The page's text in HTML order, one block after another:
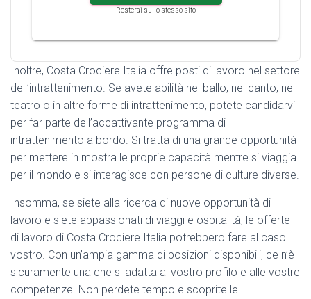
Resterai sullo stesso sito
Inoltre, Costa Crociere Italia offre posti di lavoro nel settore
dell’intrattenimento. Se avete abilità nel ballo, nel canto, nel
teatro o in altre forme di intrattenimento, potete candidarvi
per far parte dell’accattivante programma di
intrattenimento a bordo. Si tratta di una grande opportunità
per mettere in mostra le proprie capacità mentre si viaggia
per il mondo e si interagisce con persone di culture diverse.
Insomma, se siete alla ricerca di nuove opportunità di
lavoro e siete appassionati di viaggi e ospitalità, le offerte
di lavoro di Costa Crociere Italia potrebbero fare al caso
vostro. Con un’ampia gamma di posizioni disponibili, ce n’è
sicuramente una che si adatta al vostro profilo e alle vostre
competenze. Non perdete tempo e scoprite le